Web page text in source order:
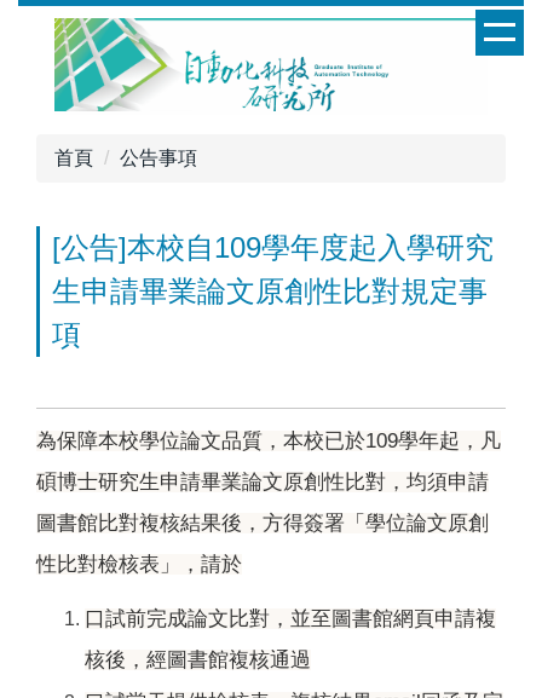
首頁 公告事項
[公告]本校自109學年度起入學研究
生申請畢業論文原創性比對規定事
項
為保障本校學位論文品質，本校已於109學年起，凡
碩博士研究生申請畢業論文原創性比對，均須申請
圖書館比對複核結果後，方得簽署「學位論文原創
性比對檢核表」，請於
口試前完成論文比對，並至圖書館網頁申請複
核後，經圖書館複核通過